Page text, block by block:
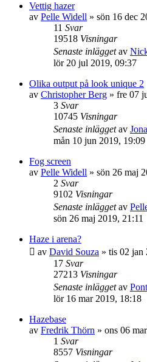
Vettig hazer
av Pelle Widell » sön 16 dec
11 Svar
19518 Visningar
Senaste inläggetav
lör 20 jul 2019, 09:37
Olika output på look unique 2
av Christopher Berg » fre 07
3 Svar
10745 Visningar
Senaste inläggetav
mån 10 jun 2019, 19:09
Fog screen
av Pelle Widell » sön 26 maj
2 Svar
9102 Visningar
Senaste inläggetav
sön 26 maj 2019, 21:11
Haze i arena?
av David Souza » tis 02 jan
17 Svar
27213 Visningar
Senaste inläggetav
lör 16 mar 2019, 18:18
Hazebase
av Fredrik Thörn » ons 06
1 Svar
8557 Visningar